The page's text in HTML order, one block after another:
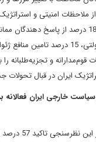
امنیتی و استراتژیک
جدید منطقه می‌دانند. 18 درصد از پاسخ
قوم‌مدارانه و تجزیه‌طلبانه
ایران در قبال تحولات
خارجی ایران فعالانه
نکته قابل